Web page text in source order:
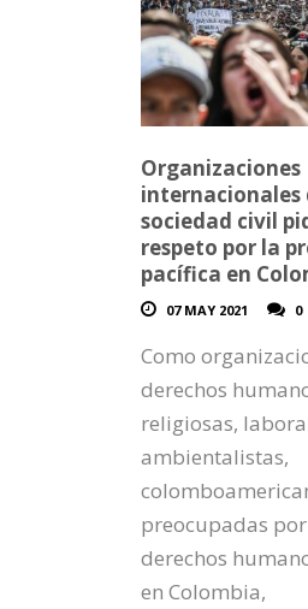
Organizaciones
internacionales
sociedad civil
respeto por la
pacífica en
07 MAY 2021 0
Como
derechos
religiosas,
ambientalistas,
preocupadas
derechos
en Colombia,